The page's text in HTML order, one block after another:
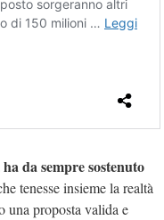
ha da sempre sostenuto
tenesse insieme la realtà
una proposta valida e